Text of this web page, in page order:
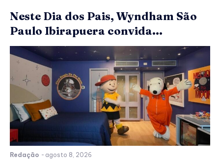
Neste Dia dos Pais, Wyndham São
Paulo Ibirapuera convida...
Redação - agosto 8, 2026